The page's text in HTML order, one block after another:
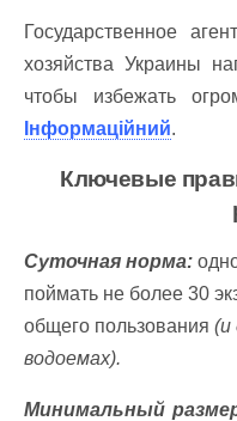
Государственное
хозяйства Украины
чтобы избежать
Інформаційний.
Ключевые
Суточная норма:
поймать не более 30
общего пользования (и
водоемах).
Минимальный